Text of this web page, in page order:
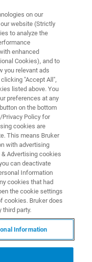
du S2 PUMA
on our
website (Strictly
to analyze the
enhanced
Cookies), and to
you relevant ads
"Accept All",
listed above. You
preferences at any
on the bottom
Privacy Policy for
cookies are
This means Bruker
with advertising
Advertising cookies
can deactivate
Information
cookies that had
the cookie settings
cookies. Bruker does
third party.
Information